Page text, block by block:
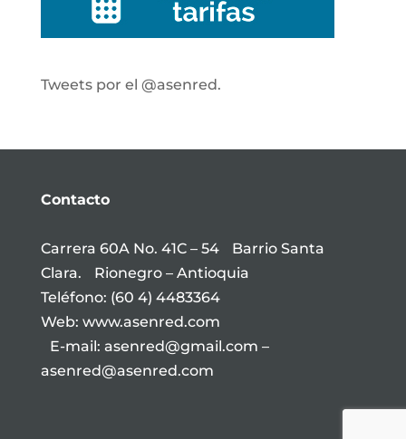
Tweets por el @asenred.
Contacto
Carrera 60A No. 41C – 54 Barrio Santa
Clara. Rionegro – Antioquia
Teléfono: (60 4) 4483364
Web: www.asenred.com
E-mail: asenred@gmail.com –
asenred@asenred.com